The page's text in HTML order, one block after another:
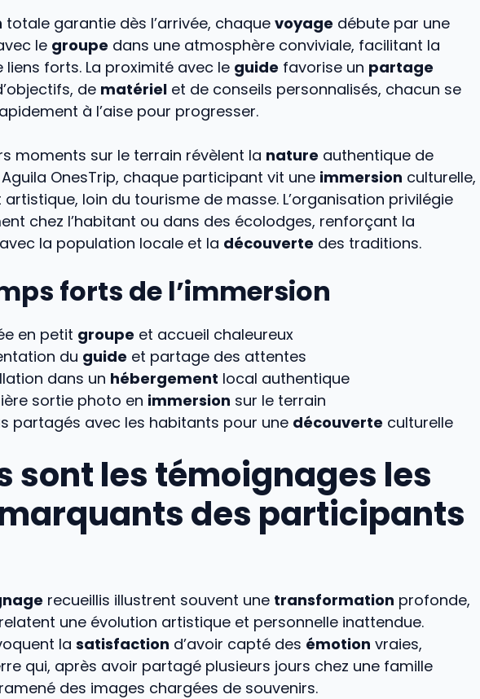
totale garantie dès l’arrivée, chaque voyage débute par une
le groupe dans une atmosphère conviviale, facilitant la
liens forts. La proximité avec le guide favorise un partage
de matériel et de conseils personnalisés, chacun se
à l’aise pour progresser.
moments sur le terrain révèlent la nature authentique de
OnesTrip, chaque participant vit une immersion culturelle,
loin du tourisme de masse. L’organisation privilégie
chez l’habitant ou dans des écolodges, renforçant la
avec la population locale et la découverte des traditions.
forts de l’immersion
en petit groupe et accueil chaleureux
du guide et partage des attentes
dans un hébergement local authentique
sortie photo en immersion sur le terrain
partagés avec les habitants pour une découverte culturelle
sont les témoignages les
des participants
recueillis illustrent souvent une transformation profonde,
une évolution artistique et personnelle inattendue.
la satisfaction d’avoir capté des émotion vraies,
qui, après avoir partagé plusieurs jours chez une famille
des images chargées de souvenirs.